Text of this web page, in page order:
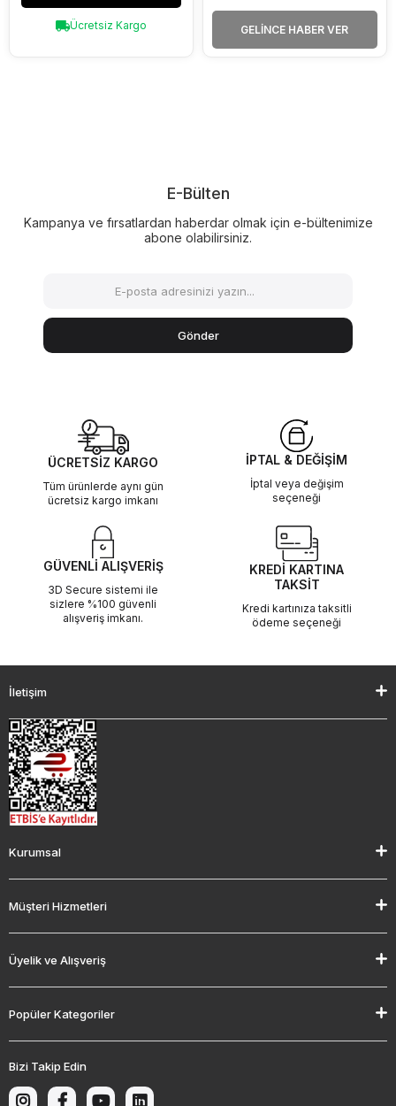
Ücretsiz Kargo GELINCE HABER VER
E-Bülten
Kampanya ve fırsatlardan haberdar olmak için e-bültenimize
abone olabilirsiniz.
Gönder
ÜCRETSİZ KARGO
Tüm ürünlerde aynı gün
ücretsiz kargo imkanı
İPTAL & DEĞİŞİM
İptal veya değişim
seçeneği
GÜVENLİ ALIŞVERİŞ
3D Secure sistemi ile
sizlere %100 güvenli
alışveriş imkanı.
KREDİ KARTINA
TAKSİT
Kredi kartınıza taksitli
ödeme seçeneği
İletişim
Kurumsal
Müşteri Hizmetleri
Üyelik ve Alışveriş
Popüler Kategoriler
Bizi Takip Edin